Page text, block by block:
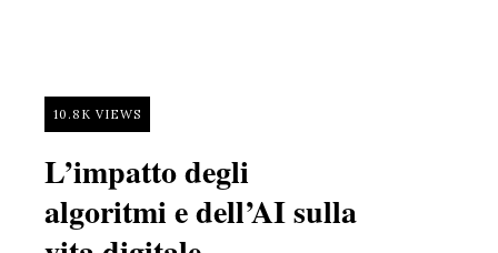
10.8K VIEWS
L’impatto degli
algoritmi e dell’AI sulla